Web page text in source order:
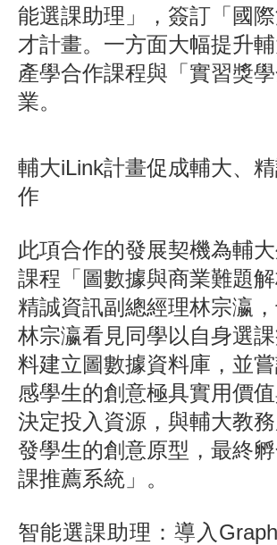
能選課助理」，簽訂「國
才計畫。一方面大幅提升
產學合作課程與「實習獎
業。
輔大iLink計畫促成輔大、
作
此項合作的發展契機為輔
課程「圖數據與商業難題
精誠資訊副總經理林宗瀛
林宗瀛看見同學以自身選
料建立圖數據資料庫，並
感學生的創意極具實用價
決定投入資源，與輔大教
發學生的創意原型，最終
課推薦系統」。
智能選課助理：導入